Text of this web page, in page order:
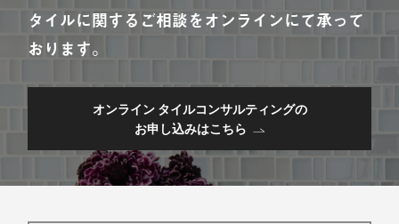
タイルに関するご相談をオンラインにて承って
おります。
オンライン タイルコンサルティングの
お申し込みはこちら